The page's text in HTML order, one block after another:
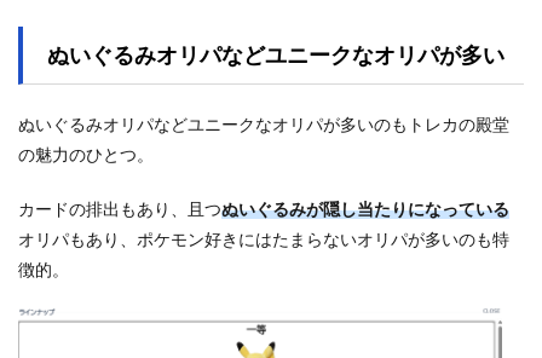
ぬいぐるみオリパなどユニークなオリパが多い
ぬいぐるみオリパなどユニークなオリパが多いのもトレカの殿堂
の魅力のひとつ。
カードの排出もあり、且つぬいぐるみが隠し当たりになっている
オリパもあり、ポケモン好きにはたまらないオリパが多いのも特
徴的。